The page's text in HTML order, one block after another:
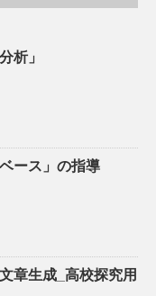
析」
ース」の指導
章生成_高校探究用